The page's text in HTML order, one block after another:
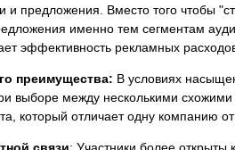
и предложения. Вместо того чтобы
именно тем сегментам
эффективность рекламных
преимущества: В условиях
между несколькими схожими
который отличает одну компанию от